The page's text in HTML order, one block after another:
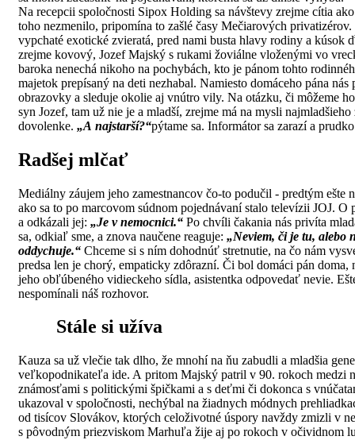
Na recepcii spoločnosti Sipox Holding sa návštevy zrejme cítia
toho nezmenilo, pripomína to zašlé časy Mečiarových
vypchaté exotické zvieratá, pred nami busta hlavy rodiny a kúsok
zrejme kovový, Jozef Majský s rukami žoviálne vloženými vo
baroka nenechá nikoho na pochybách, kto je pánom tohto
majetok prepísaný na deti nezhabal. Namiesto domáceho pána
obrazovky a sleduje okolie aj vnútro vily. Na otázku, či môžeme
syn Jozef, tam už nie je a mladší, zrejme má na mysli
dovolenke. „A najstarší?“pýtame sa. Informátor sa zarazí a
Radšej mlčať
Mediálny záujem jeho zamestnancov čo-to podučil - predtým
ako sa to po marcovom súdnom pojednávaní stalo televízii JOJ.
a odkázali jej: „Je v nemocnici.“ Po chvíli čakania nás privíta
sa, odkiaľ sme, a znova naučene reaguje: „Neviem, či je tu, alebo
oddychuje.“ Chceme si s ním dohodnúť stretnutie, na čo nám
predsa len je chorý, empaticky zdôrazní. Či bol domáci pán
jeho obľúbeného vidieckeho sídla, asistentka odpovedať nevie.
nespomínali náš rozhovor.
Stále si užíva
Kauza sa už vlečie tak dlho, že mnohí na ňu zabudli a mladšia
veľkopodnikateľa ide. A pritom Majský patril v 90. rokoch medzi
známosťami s politickými špičkami a s deťmi či dokonca s
ukazoval v spoločnosti, nechýbal na žiadnych módnych
od tisícov Slovákov, ktorých celoživotné úspory navždy zmizli v
s pôvodným priezviskom Marhuľa žije aj po rokoch v očividnom